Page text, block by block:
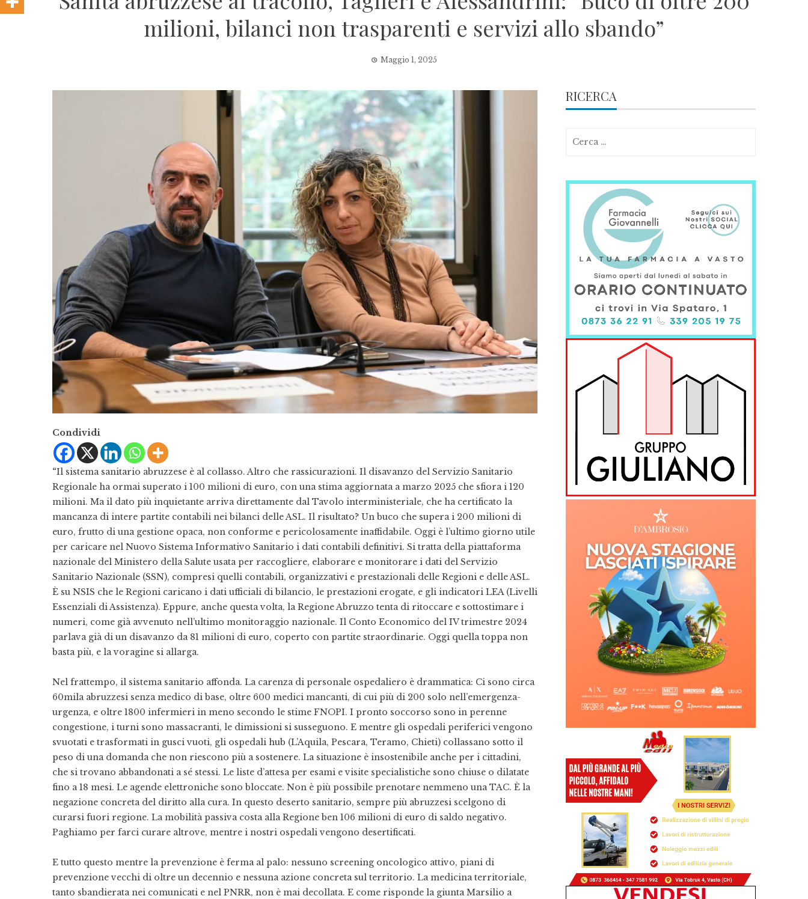
milioni, bilanci non trasparenti e servizi allo sbando”
Maggio 1, 2025
Condividi
“Il sistema sanitario abruzzese è al collasso. Altro che rassicurazioni. Il disavanzo del Servizio Sanitario
Regionale ha ormai superato i 100 milioni di euro, con una stima aggiornata a marzo 2025 che sfiora i 120
milioni. Ma il dato più inquietante arriva direttamente dal Tavolo interministeriale, che ha certificato la
mancanza di intere partite contabili nei bilanci delle ASL. Il risultato? Un buco che supera i 200 milioni di
euro, frutto di una gestione opaca, non conforme e pericolosamente inaffidabile. Oggi è l’ultimo giorno utile
per caricare nel Nuovo Sistema Informativo Sanitario i dati contabili definitivi. Si tratta della piattaforma
nazionale del Ministero della Salute usata per raccogliere, elaborare e monitorare i dati del Servizio
Sanitario Nazionale (SSN), compresi quelli contabili, organizzativi e prestazionali delle Regioni e delle ASL.
È su NSIS che le Regioni caricano i dati ufficiali di bilancio, le prestazioni erogate, e gli indicatori LEA (Livelli
Essenziali di Assistenza). Eppure, anche questa volta, la Regione Abruzzo tenta di ritoccare e sottostimare i
numeri, come già avvenuto nell’ultimo monitoraggio nazionale. Il Conto Economico del IV trimestre 2024
parlava già di un disavanzo da 81 milioni di euro, coperto con partite straordinarie. Oggi quella toppa non
basta più, e la voragine si allarga.
Nel frattempo, il sistema sanitario affonda. La carenza di personale ospedaliero è drammatica: Ci sono circa
60mila abruzzesi senza medico di base, oltre 600 medici mancanti, di cui più di 200 solo nell’emergenza-
urgenza, e oltre 1800 infermieri in meno secondo le stime FNOPI. I pronto soccorso sono in perenne
congestione, i turni sono massacranti, le dimissioni si susseguono. E mentre gli ospedali periferici vengono
svuotati e trasformati in gusci vuoti, gli ospedali hub (L’Aquila, Pescara, Teramo, Chieti) collassano sotto il
peso di una domanda che non riescono più a sostenere. La situazione è insostenibile anche per i cittadini,
che si trovano abbandonati a sé stessi. Le liste d’attesa per esami e visite specialistiche sono chiuse o dilatate
fino a 18 mesi. Le agende elettroniche sono bloccate. Non è più possibile prenotare nemmeno una TAC. È la
negazione concreta del diritto alla cura. In questo deserto sanitario, sempre più abruzzesi scelgono di
curarsi fuori regione. La mobilità passiva costa alla Regione ben 106 milioni di euro di saldo negativo.
Paghiamo per farci curare altrove, mentre i nostri ospedali vengono desertificati.
E tutto questo mentre la prevenzione è ferma al palo: nessuno screening oncologico attivo, piani di
prevenzione vecchi di oltre un decennio e nessuna azione concreta sul territorio. La medicina territoriale,
tanto sbandierata nei comunicati e nel PNRR, non è mai decollata. E come risponde la giunta Marsilio a
RICERCA